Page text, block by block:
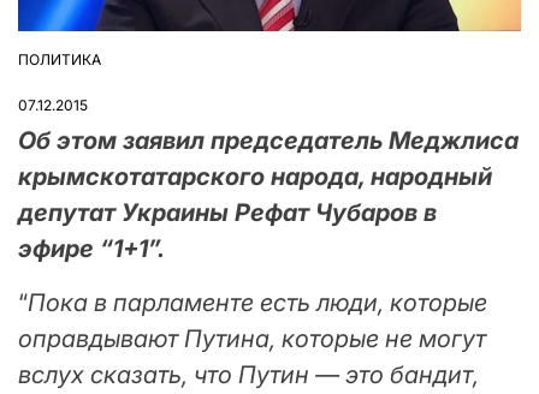
ОПУБЛІКУВАТИ
ПОЛИТИКА
07.12.2015
Об этом заявил председатель Меджлиса
крымскотатарского народа, народный
депутат Украины Рефат Чубаров в
эфире “1+1”.
“Пока в парламенте есть люди, которые
оправдывают Путина, которые не могут
вслух сказать, что Путин — это бандит,